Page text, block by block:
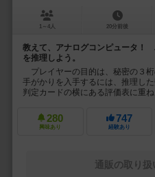
1～4人 20分前後
教えて、アナログコンピュータ！
を推理しよう。
プレイヤーの目的は、秘密の３桁
手がかりを入手するには、推理し
判定カードの横にある評価表に重
280
興味あり
747
経験あり
通販の取り